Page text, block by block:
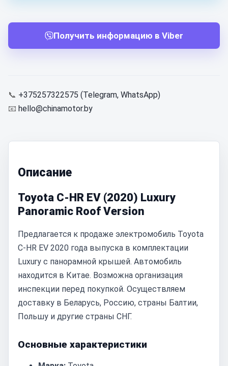
Получить информацию в Viber
📞 +375257322575 (Telegram, WhatsApp)
📧 hello@chinamotor.by
Описание
Toyota C-HR EV (2020) Luxury
Panoramic Roof Version
Предлагается к продаже электромобиль Toyota
C-HR EV 2020 года выпуска в комплектации
Luxury с панорамной крышей. Автомобиль
находится в Китае. Возможна организация
инспекции перед покупкой. Осуществляем
доставку в Беларусь, Россию, страны Балтии,
Польшу и другие страны СНГ.
Основные характеристики